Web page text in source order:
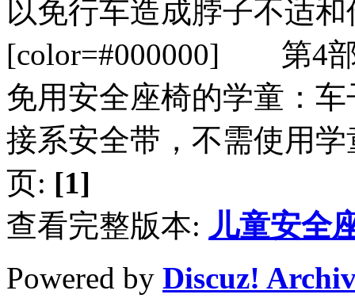
以免行车造成脖子不适
[color=#000000] 第4部
免用安全座椅的学童：
接系安全带，不需使用
页: [1]
查看完整版本: 儿童安全
Powered by Discuz!